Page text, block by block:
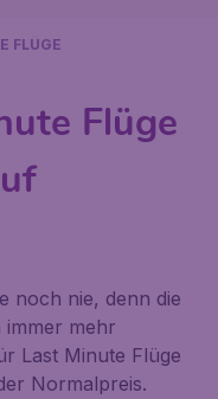
FLÜGE
Flüge
noch nie, denn die
immer mehr
Last Minute Flüge
Normalpreis.